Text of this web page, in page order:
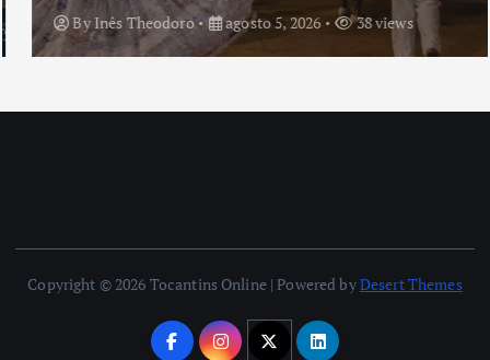
ByInês Theodoro agosto 5, 2026 38 views
Copyright © 2026 Tocantins Online | Powered byDesert Themes